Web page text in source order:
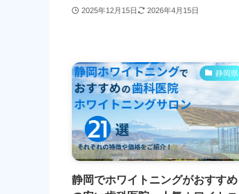
2025年12月15日 2026年4月15日
静岡県
静岡でホワイトニングがおすすめ